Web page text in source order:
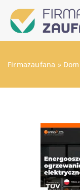
Firmazaufana »